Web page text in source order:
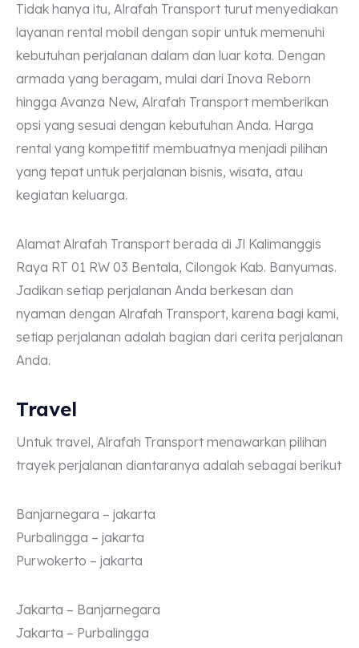
Tidak hanya itu, Alrafah Transport turut menyediakan
layanan rental mobil dengan sopir untuk memenuhi
kebutuhan perjalanan dalam dan luar kota. Dengan
armada yang beragam, mulai dari Inova Reborn
hingga Avanza New, Alrafah Transport memberikan
opsi yang sesuai dengan kebutuhan Anda. Harga
rental yang kompetitif membuatnya menjadi pilihan
yang tepat untuk perjalanan bisnis, wisata, atau
kegiatan keluarga.
Alamat Alrafah Transport berada di Jl Kalimanggis
Raya RT 01 RW 03 Bentala, Cilongok Kab. Banyumas.
Jadikan setiap perjalanan Anda berkesan dan
nyaman dengan Alrafah Transport, karena bagi kami,
setiap perjalanan adalah bagian dari cerita perjalanan
Anda.
Travel
Untuk travel, Alrafah Transport menawarkan pilihan
trayek perjalanan diantaranya adalah sebagai berikut
Banjarnegara – jakarta
Purbalingga – jakarta
Purwokerto – jakarta
Jakarta – Banjarnegara
Jakarta – Purbalingga